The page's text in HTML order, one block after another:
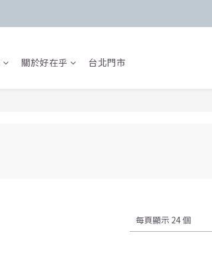
關於好在乎 台北門市
每頁顯示 24 個